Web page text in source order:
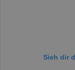
Sieh dir